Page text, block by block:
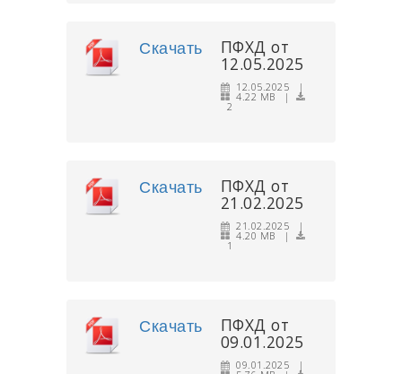
Скачать ПФХД от
12.05.2025
12.05.2025 |
4.22 MB |
2
Скачать ПФХД от
21.02.2025
21.02.2025 |
4.20 MB |
1
Скачать ПФХД от
09.01.2025
09.01.2025 |